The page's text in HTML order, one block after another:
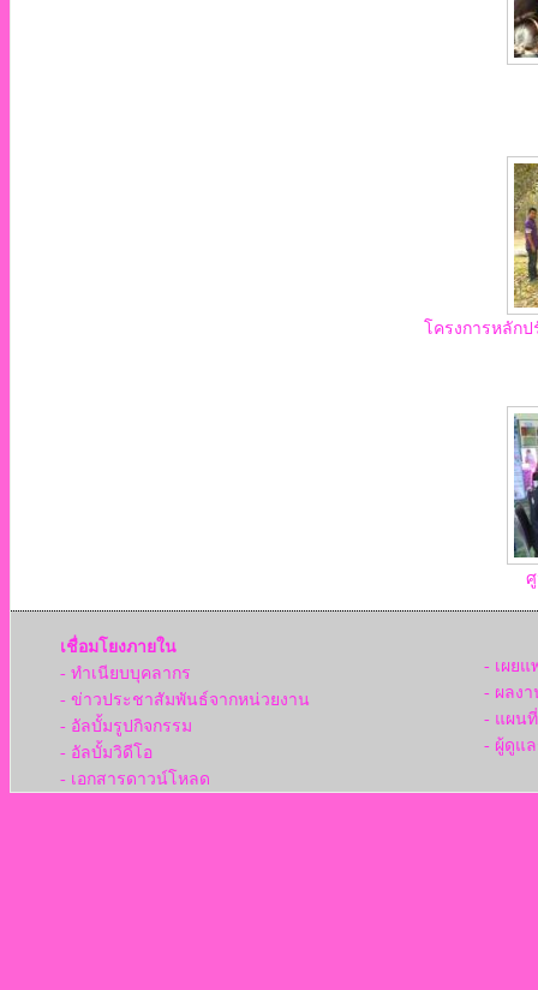
โครงการหลัก
เชื่อมโยงภายใน
- ทำเนียบบุคลากร
- ข่าวประชาสัมพันธ์จากหน่วยงาน
- อัลบั้มรูปกิจกรรม
- อัลบั้มวิดีโอ
- เอกสารดาวน์โหลด
- เผย
- ผลง
- แผน
- ผู้ดูแ